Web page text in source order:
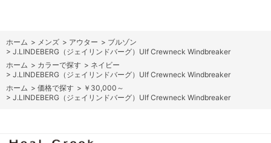
ホーム > メンズ > アウター > ブルゾン
> J.LINDEBERG（ジェイリンドバーグ）Ulf Crewneck Windbreaker
ホーム > カラーで探す > ネイビー
> J.LINDEBERG（ジェイリンドバーグ）Ulf Crewneck Windbreaker
ホーム > 価格で探す > ￥30,000～
> J.LINDEBERG（ジェイリンドバーグ）Ulf Crewneck Windbreaker